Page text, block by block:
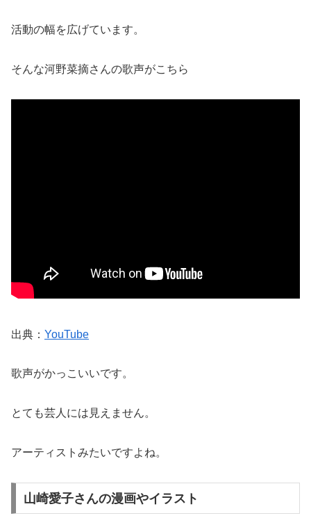
活動の幅を広げています。
そんな河野菜摘さんの歌声がこちら
出典： YouTube
歌声がかっこいいです。
とても芸人には見えません。
アーティストみたいですよね。
山崎愛子さんの漫画やイラスト